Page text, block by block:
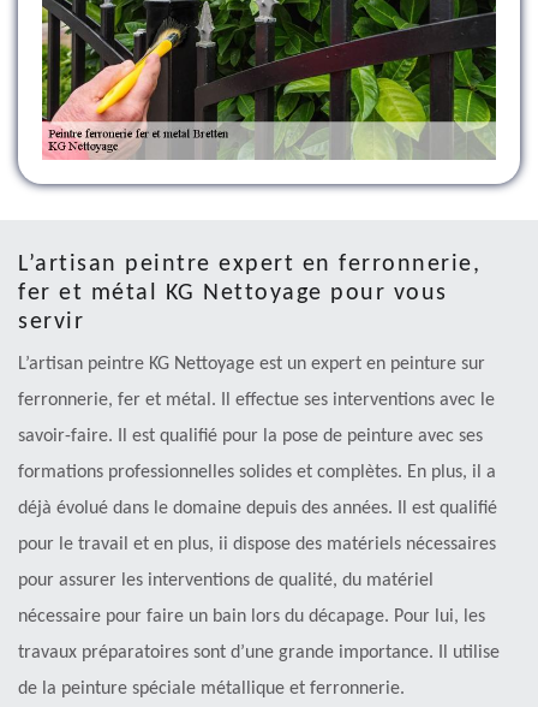
L’artisan peintre expert en ferronnerie,
fer et métal KG Nettoyage pour vous
servir
L’artisan peintre KG Nettoyage est un expert en peinture sur
ferronnerie, fer et métal. Il effectue ses interventions avec le
savoir-faire. Il est qualifié pour la pose de peinture avec ses
formations professionnelles solides et complètes. En plus, il a
déjà évolué dans le domaine depuis des années. Il est qualifié
pour le travail et en plus, ii dispose des matériels nécessaires
pour assurer les interventions de qualité, du matériel
nécessaire pour faire un bain lors du décapage. Pour lui, les
travaux préparatoires sont d’une grande importance. Il utilise
de la peinture spéciale métallique et ferronnerie.